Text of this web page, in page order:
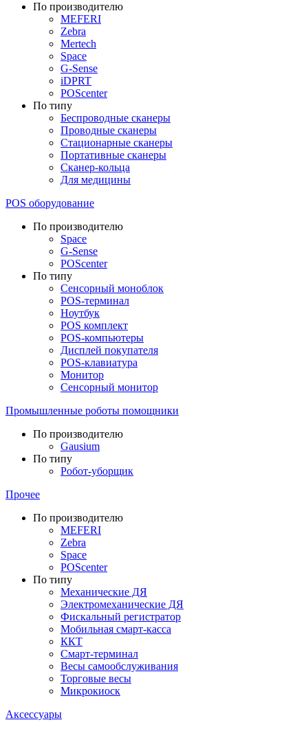
По производителю
MEFERI
Zebra
Mertech
Space
G-Sense
iDPRT
POScenter
По типу
Беспроводные сканеры
Проводные сканеры
Стационарные сканеры
Портативные сканеры
Сканер-кольца
Для медицины
POS оборудование
По производителю
Space
G-Sense
POScenter
По типу
Сенсорный моноблок
POS-терминал
Ноутбук
POS комплект
POS-компьютеры
Дисплей покупателя
POS-клавиатура
Монитор
Сенсорный монитор
Промышленные роботы помощники
По производителю
Gausium
По типу
Робот-уборщик
Прочее
По производителю
MEFERI
Zebra
Space
POScenter
По типу
Механические ДЯ
Электромеханические ДЯ
Фискальный регистратор
Мобильная смарт-касса
ККТ
Смарт-терминал
Весы самообслуживания
Торговые весы
Микрокиоск
Аксессуары